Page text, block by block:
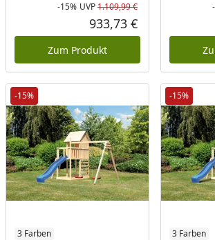
Rabatt in
-15% UVP1.109,99 €
Aktueller Preis
933,73 €
Zum Produkt
-15%
3 Farben
-15%
3 Farben